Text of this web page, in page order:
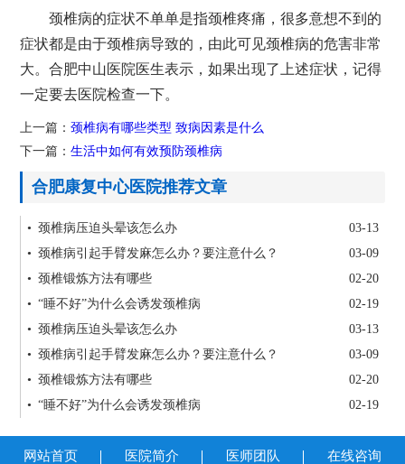
颈椎病的症状不单单是指颈椎疼痛，很多意想不到的
症状都是由于颈椎病导致的，由此可见颈椎病的危害非常
大。合肥中山医院医生表示，如果出现了上述症状，记得
一定要去医院检查一下。
上一篇：颈椎病有哪些类型 致病因素是什么
下一篇：生活中如何有效预防颈椎病
合肥康复中心医院推荐文章
03-13
• 颈椎病压迫头晕该怎么办
03-09
• 颈椎病引起手臂发麻怎么办？要注意什么？
02-20
• 颈椎锻炼方法有哪些
02-19
• “睡不好”为什么会诱发颈椎病
03-13
• 颈椎病压迫头晕该怎么办
03-09
• 颈椎病引起手臂发麻怎么办？要注意什么？
02-20
• 颈椎锻炼方法有哪些
02-19
• “睡不好”为什么会诱发颈椎病
网站首页 医院简介 医师团队 在线咨询